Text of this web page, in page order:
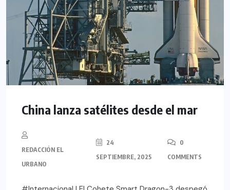
China lanza satélites desde el mar
REDACCIÓN EL
URBANO
24
SEPTIEMBRE, 2025
0
COMMENTS